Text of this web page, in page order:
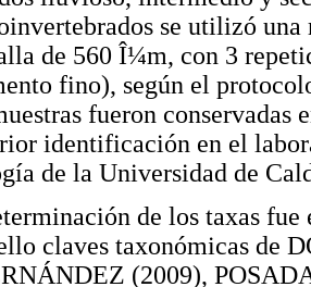
se utilizó
de 560 Î¼m, con 3
fino), según el
fueron conservadas
identificación en el
de la Universidad de
de los taxas fue
claves taxonómicas de
(2009),